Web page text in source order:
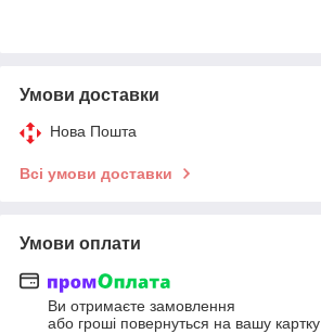
Умови доставки
Нова Пошта
Всі умови доставки
Умови оплати
Ви отримаєте замовлення
або гроші повернуться на вашу картку